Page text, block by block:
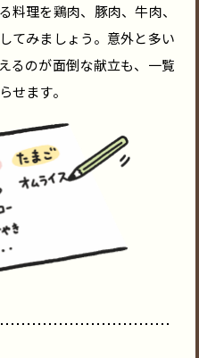
料理を鶏肉、豚肉、牛肉、
てみましょう。意外と多い
るのが面倒な献立も、一覧
せます。